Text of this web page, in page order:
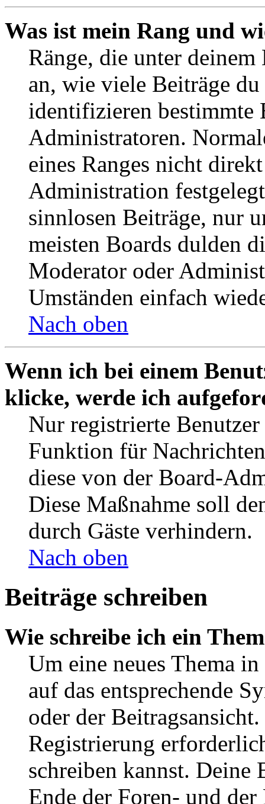
Was ist mein Rang und
Ränge, die unter deinem
an, wie viele Beiträge
identifizieren bestimmte
Administratoren.
eines Ranges nicht
Administration
sinnlosen Beiträge, nur
meisten Boards dulden
Moderator oder
Umständen einfach
Nach oben
Wenn ich bei einem
klicke, werde ich
Nur registrierte
Funktion für
diese von der Board-
Diese Maßnahme soll
durch Gäste verhindern.
Nach oben
Beiträge schreiben
Wie schreibe ich ein
Um eine neues Thema
auf das entsprechende
oder der
Registrierung
schreiben kannst. Deine
Ende der Foren- und